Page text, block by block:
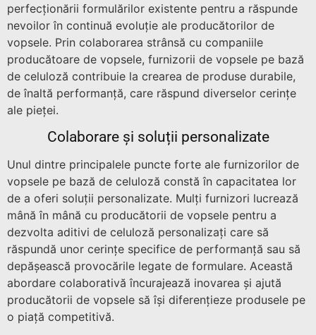
perfecționării formulărilor existente pentru a răspunde
nevoilor în continuă evoluție ale producătorilor de
vopsele. Prin colaborarea strânsă cu companiile
producătoare de vopsele, furnizorii de vopsele pe bază
de celuloză contribuie la crearea de produse durabile,
de înaltă performanță, care răspund diverselor cerințe
ale pieței.
Colaborare și soluții personalizate
Unul dintre principalele puncte forte ale furnizorilor de
vopsele pe bază de celuloză constă în capacitatea lor
de a oferi soluții personalizate. Mulți furnizori lucrează
mână în mână cu producătorii de vopsele pentru a
dezvolta aditivi de celuloză personalizați care să
răspundă unor cerințe specifice de performanță sau să
depășească provocările legate de formulare. Această
abordare colaborativă încurajează inovarea și ajută
producătorii de vopsele să își diferențieze produsele pe
o piață competitivă.